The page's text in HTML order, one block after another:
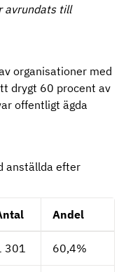
avrundats till
organisationer med
drygt 60 procent av
offentligt ägda
anställda efter
Andel
301 60,4%